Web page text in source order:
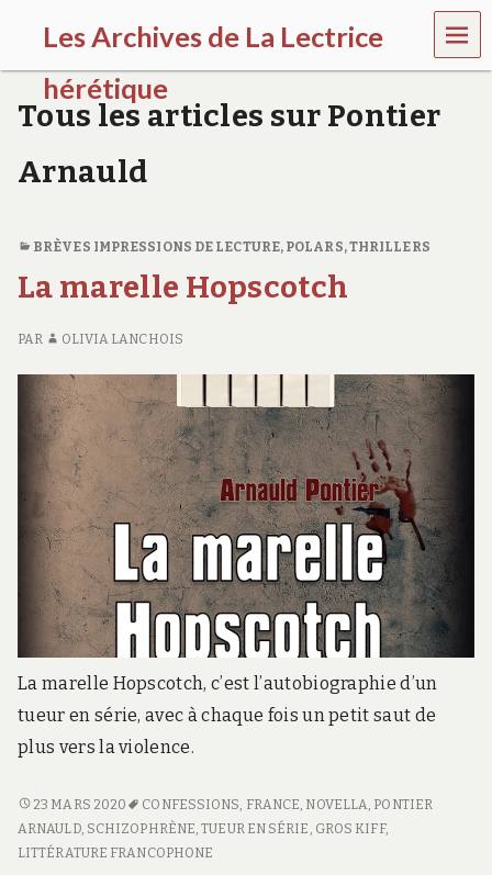
Les Archives de La Lectrice
hérétique
(
0
-
2
0
2
)
MEN
U
Tous les articles sur Pontier
Arnauld
BRÈVES IMPRESSIONS DE LECTURE, POLARS, THRILLERS
La marelle Hopscotch
PAR OLIVIA LANCHOIS
La marelle Hopscotch, c’est l’autobiographie d’un
tueur en série, avec à chaque fois un petit saut de
plus vers la violence.
LA
MARELLE
HOPSCOTCH
23 MARS 2020 CONFESSIONS FRANCE NOVELLA PONTIER
ARNAULD, SCHIZOPHRÈNE ,TUEUR EN SÉRIE GROS KIFF,
LITTÉRATURE FRANCOPHONE